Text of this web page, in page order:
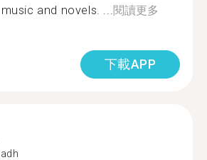
and novels. ...閱讀更多
下載APP